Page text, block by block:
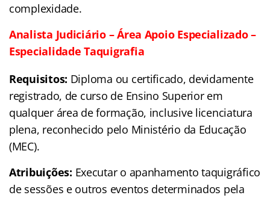
complexidade.
Analista Judiciário – Área Apoio Especializado –
Especialidade Taquigrafia
Requisitos: Diploma ou certificado, devidamente
registrado, de curso de Ensino Superior em
qualquer área de formação, inclusive licenciatura
plena, reconhecido pelo Ministério da Educação
(MEC).
Atribuições: Executar o apanhamento taquigráfico
de sessões e outros eventos determinados pela